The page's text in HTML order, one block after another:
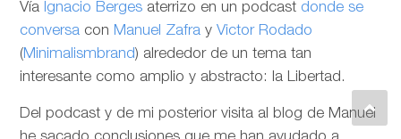
Vía Ignacio Berges aterrizo en un podcast donde se
conversa con Manuel Zafra y Victor Rodado
(Minimalismbrand) alrededor de un tema tan
interesante como amplio y abstracto: la Libertad.
Del podcast y de mi posterior visita al blog de Manuel